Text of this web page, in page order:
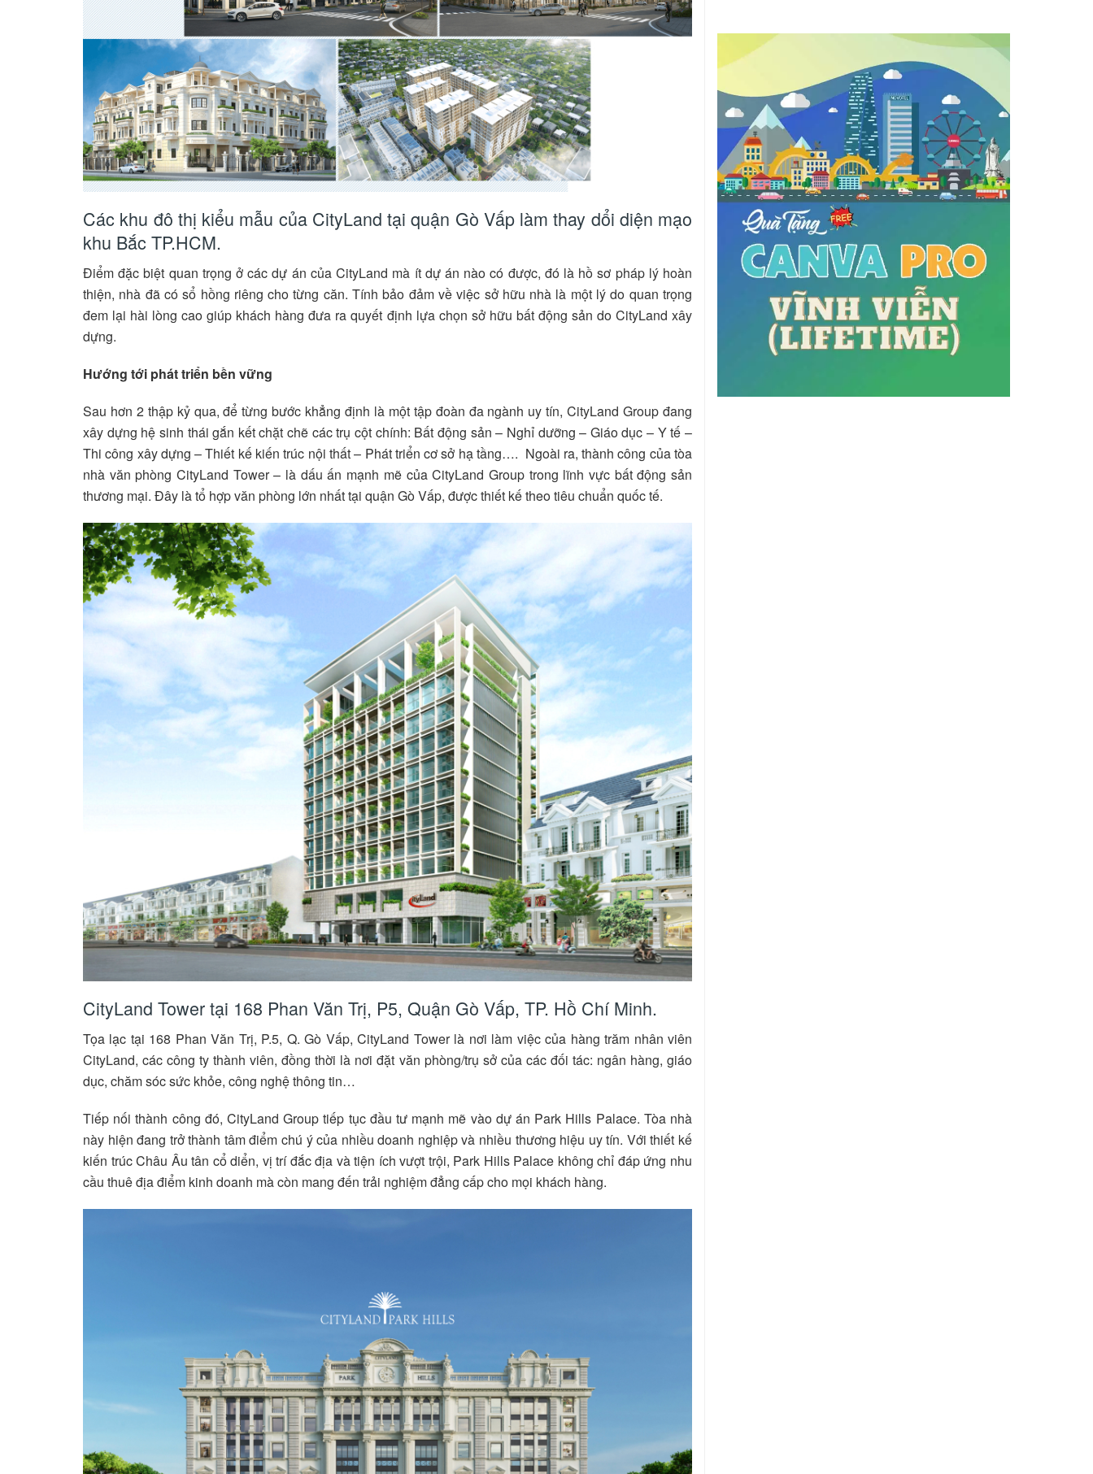
Các khu đô thị kiểu mẫu của CityLand tại quận Gò Vấp làm thay dổi diện mạo
khu Bắc TP.HCM.
Điểm đặc biệt quan trọng ở các dự án của CityLand mà ít dự án nào có được, đó là hồ sơ pháp lý hoàn
thiện, nhà đã có sổ hồng riêng cho từng căn. Tính bảo đảm về việc sở hữu nhà là một lý do quan trọng
đem lại hài lòng cao giúp khách hàng đưa ra quyết định lựa chọn sở hữu bất động sản do CityLand xây
dựng.
Hướng tới phát triển bền vững
Sau hơn 2 thập kỷ qua, để từng bước khẳng định là một tập đoàn đa ngành uy tín, CityLand Group đang
xây dựng hệ sinh thái gắn kết chặt chẽ các trụ cột chính: Bất động sản – Nghỉ dưỡng – Giáo dục – Y tế –
Thi công xây dựng – Thiết kế kiến trúc nội thất – Phát triển cơ sở hạ tầng…. Ngoài ra, thành công của tòa
nhà văn phòng CityLand Tower – là dấu ấn mạnh mẽ của CityLand Group trong lĩnh vực bất động sản
thương mại. Đây là tổ hợp văn phòng lớn nhất tại quận Gò Vấp, được thiết kế theo tiêu chuẩn quốc tế.
CityLand Tower tại 168 Phan Văn Trị, P5, Quận Gò Vấp, TP. Hồ Chí Minh.
Tọa lạc tại 168 Phan Văn Trị, P.5, Q. Gò Vấp, CityLand Tower là nơi làm việc của hàng trăm nhân viên
CityLand, các công ty thành viên, đồng thời là nơi đặt văn phòng/trụ sở của các đối tác: ngân hàng, giáo
dục, chăm sóc sức khỏe, công nghệ thông tin…
Tiếp nối thành công đó, CityLand Group tiếp tục đầu tư mạnh mẽ vào dự án Park Hills Palace. Tòa nhà
này hiện đang trở thành tâm điểm chú ý của nhiều doanh nghiệp và nhiều thương hiệu uy tín. Với thiết kế
kiến trúc Châu Âu tân cổ diển, vị trí đắc địa và tiện ích vượt trội, Park Hills Palace không chỉ đáp ứng nhu
cầu thuê địa điểm kinh doanh mà còn mang đến trải nghiệm đẳng cấp cho mọi khách hàng.